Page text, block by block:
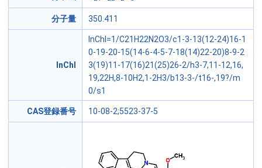
分子量 350.411
InChI
InChI=1/C21H22N2O3/c1-3-13(12-24)16-1
0-19-20-15(14-6-4-5-7-18(14)22-20)8-9-2
3(19)11-17(16)21(25)26-2/h3-7,11-12,16,
19,22H,8-10H2,1-2H3/b13-3-/t16-,19?/m
0/s1
CAS登録番号 10-08-2;5523-37-5